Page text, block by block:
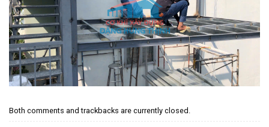
Both comments and trackbacks are currently closed.